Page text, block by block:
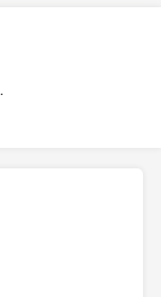
.